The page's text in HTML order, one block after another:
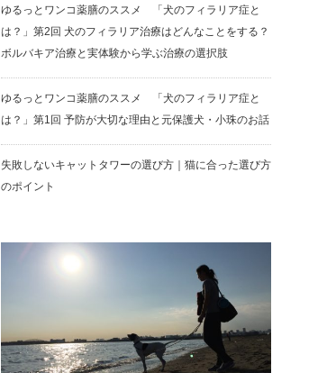
ゆるっとワンコ薬膳のススメ 「犬のフィラリア症と
は？」第2回 犬のフィラリア治療はどんなことをする？
ボルバキア治療と実体験から学ぶ治療の選択肢
ゆるっとワンコ薬膳のススメ 「犬のフィラリア症と
は？」第1回 予防が大切な理由と元保護犬・小珠のお話
失敗しないキャットタワーの選び方｜猫に合った選び方
のポイント